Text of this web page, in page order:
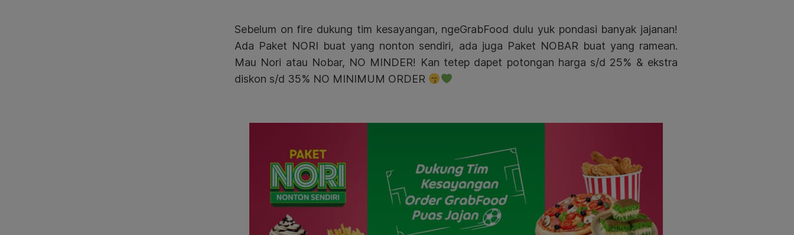
Sebelum on fire dukung tim kesayangan, ngeGrabFood dulu yuk pondasi banyak jajanan!
Ada Paket NORI buat yang nonton sendiri, ada juga Paket NOBAR buat yang ramean.
Mau Nori atau Nobar, NO MINDER! Kan tetep dapet potongan harga s/d 25% & ekstra
diskon s/d 35% NO MINIMUM ORDER